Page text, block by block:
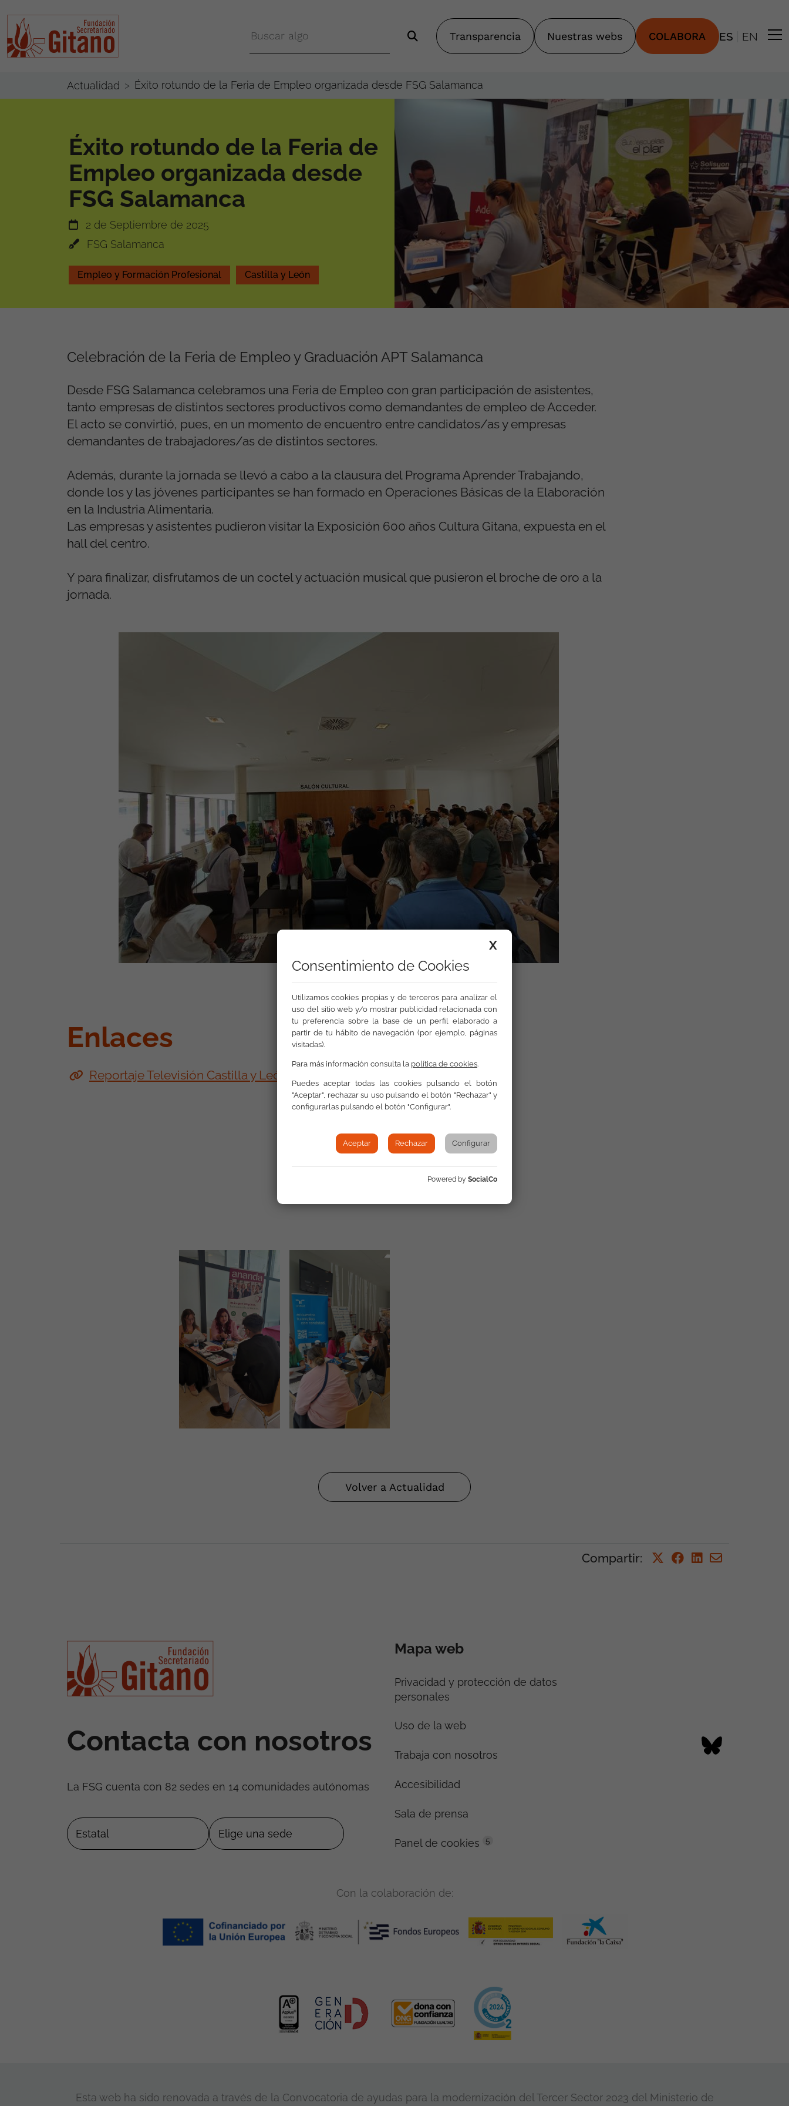
Transparencia Nuestras webs COLABORA ES EN
Actualidad Éxito rotundo de la Feria de Empleo organizada desde FSG Salamanca
Éxito rotundo de la Feria de
Empleo organizada desde
FSG Salamanca
2 de Septiembre de 2025
FSG Salamanca
Empleo y Formación Profesional Castilla y León
Celebración de la Feria de Empleo y Graduación APT Salamanca
Desde FSG Salamanca celebramos una Feria de Empleo con gran participación de asistentes,
tanto empresas de distintos sectores productivos como demandantes de empleo de Acceder.
El acto se convirtió, pues, en un momento de encuentro entre candidatos/as y empresas
demandantes de trabajadores/as de distintos sectores.
Además, durante la jornada se llevó a cabo a la clausura del Programa Aprender Trabajando,
donde los y las jóvenes participantes se han formado en Operaciones Básicas de la Elaboración
en la Industria Alimentaria.
Las empresas y asistentes pudieron visitar la Exposición 600 años Cultura Gitana, expuesta en el
hall del centro.
Y para finalizar, disfrutamos de un coctel y actuación musical que pusieron el broche de oro a la
jornada.
Enlaces
Reportaje Televisión Castilla y León
Galería
Volver a Actualidad
Compartir:
Contacta con nosotros
La FSG cuenta con 82 sedes en 14 comunidades autónomas
Mapa web
Privacidad y protección de datos
personales
Uso de la web
Trabaja con nosotros
Accesibilidad
Sala de prensa
Panel de cookies 5
Con la colaboración de:
Esta web ha sido renovada a través de la Convocatoria de ayudas para la modernización del Tercer Sector 2023 del Ministerio de
X
Consentimiento de Cookies
Utilizamos cookies propias y de terceros para analizar el
uso del sitio web y/o mostrar publicidad relacionada con
tu preferencia sobre la base de un perfil elaborado a
partir de tu hábito de navegación (por ejemplo, páginas
visitadas).
Para más información consulta la política de cookies.
Puedes aceptar todas las cookies pulsando el botón
"Aceptar", rechazar su uso pulsando el botón "Rechazar" y
configurarlas pulsando el botón "Configurar".
Aceptar Rechazar Configurar
Powered by SocialCo